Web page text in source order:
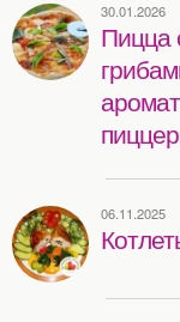
30.01.2026
Пицца
06.11.2025